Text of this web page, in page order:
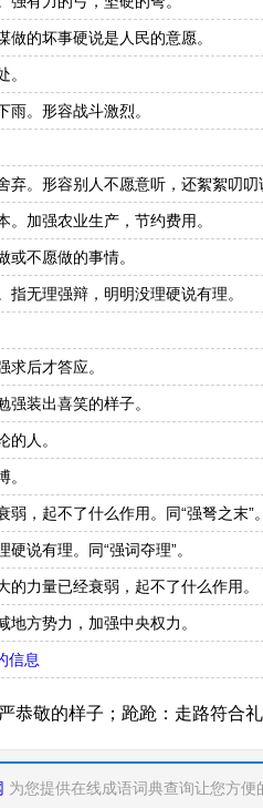
做的坏事硬说是人民的意愿。
。
雨。形容战斗激烈。
弃。形容别人不愿意听，还絮絮叨叨
。加强农业生产，节约费用。
或不愿做的事情。
指无理强辩，明明没理硬说有理。
求后才答应。
强装出喜笑的样子。
的人。
。
弱，起不了什么作用。同“强弩之末”
说有理。同“强词夺理”。
的力量已经衰弱，起不了什么作用。
地方势力，加强中央权力。
信息
恭敬的样子；跄跄：走路符合
为您提供在线成语词典查询让您方